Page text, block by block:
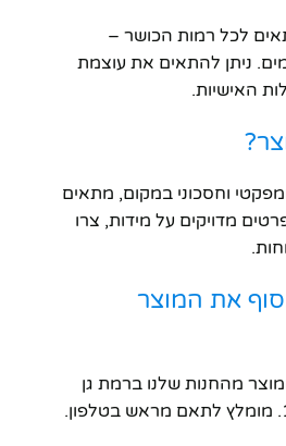
לכל רמות הכושר –
ניתן להתאים את עוצמת
האישיות.
וחסכוני במקום, מתאים
מדויקים על מידות, צרו
את המוצר
מהחנות שלנו ברמת גן